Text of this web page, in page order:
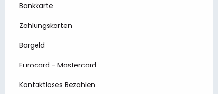
Bankkarte
Zahlungskarten
Bargeld
Eurocard - Mastercard
Kontaktloses Bezahlen